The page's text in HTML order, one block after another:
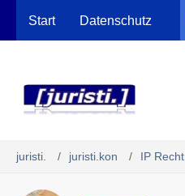
Start Datenschutz
juristi. juristi.kon IP Recht